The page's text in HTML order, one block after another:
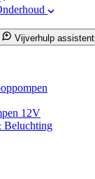
Vijverhulp assistent
12V
Beluchting